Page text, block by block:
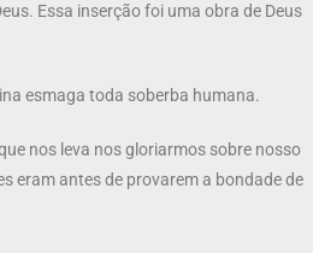
Essa inserção foi uma obra de Deus
esmaga toda soberba humana.
nos leva nos gloriarmos sobre nosso
eram antes de provarem a bondade de